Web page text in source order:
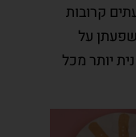
קרובות
על
יותר מכל